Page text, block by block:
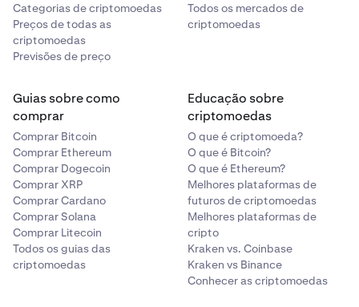
Categorias de criptomoedas
Preços de todas as
criptomoedas
Previsões de preço
Todos os mercados de
criptomoedas
Guias sobre como
comprar
Comprar Bitcoin
Comprar Ethereum
Comprar Dogecoin
Comprar XRP
Comprar Cardano
Comprar Solana
Comprar Litecoin
Todos os guias das
criptomoedas
Educação sobre
criptomoedas
O que é criptomoeda?
O que é Bitcoin?
O que é Ethereum?
Melhores plataformas de
futuros de criptomoedas
Melhores plataformas de
cripto
Kraken vs. Coinbase
Kraken vs Binance
Conhecer as criptomoedas